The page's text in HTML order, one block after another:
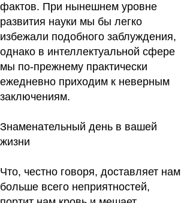
фактов. При нынешнем уровне
развития науки мы бы легко
избежали подобного заблуждения,
однако в интеллектуальной сфере
мы по-прежнему практически
ежедневно приходим к неверным
заключениям.
Знаменательный день в вашей
жизни
Что, честно говоря, доставляет нам
больше всего неприятностей,